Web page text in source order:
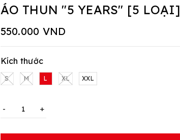
ÁO THUN "5 YEARS" [5 LOẠI]
550.000 VND
Kích thước
S M L XL XXL
- +